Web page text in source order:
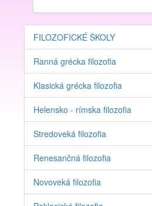
FILOZOFICKÉ ŠKOLY
Ranná grécka filozofia
Klasická grécka filozofia
Helensko - rímska filozofia
Stredoveká filozofia
Renesančná filozofia
Novoveká filozofia